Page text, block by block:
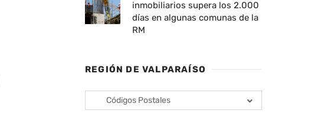
inmobiliarios supera los 2.000
días en algunas comunas de la
RM
REGIÓN DE VALPARAÍSO
Códigos Postales